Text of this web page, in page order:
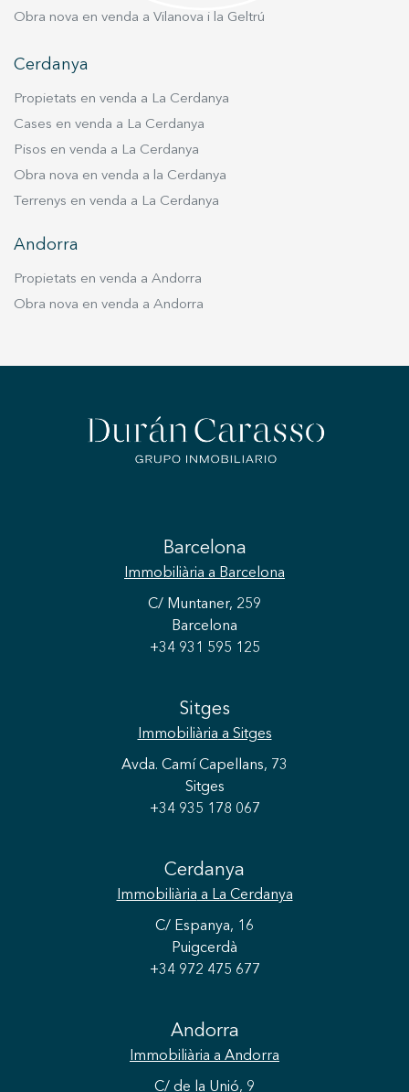
Obra nova en venda a Vilanova i la Geltrú
Cerdanya
Propietats en venda a La Cerdanya
Cases en venda a La Cerdanya
Pisos en venda a La Cerdanya
Obra nova en venda a la Cerdanya
Terrenys en venda a La Cerdanya
Andorra
Propietats en venda a Andorra
Obra nova en venda a Andorra
Barcelona
Immobiliària a Barcelona
C/ Muntaner, 259
Barcelona
+34 931 595 125
Sitges
Immobiliària a Sitges
Avda. Camí Capellans, 73
Sitges
+34 935 178 067
Cerdanya
Immobiliària a La Cerdanya
C/ Espanya, 16
Puigcerdà
+34 972 475 677
Andorra
Immobiliària a Andorra
C/ de la Unió, 9